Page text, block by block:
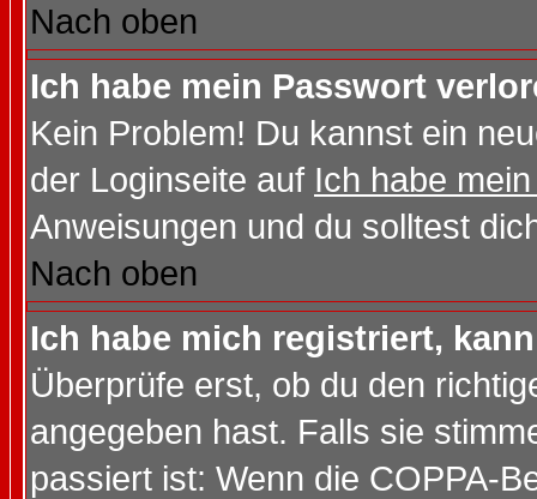
Nach oben
Ich habe mein Passwort
Kein Problem! Du kannst ein
der Loginseite auf Ich habe
Anweisungen und du solltest
Nach oben
Ich habe mich registriert,
Überprüfe erst, ob du den
angegeben hast. Falls sie
passiert ist: Wenn die COPPA-